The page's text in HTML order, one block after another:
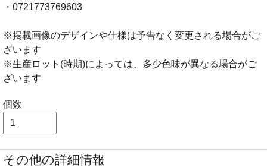
・0721773769603
※掲載画像のデザインや仕様は予告なく変更される場合がご
ざいます
※生産ロット(時期)によっては、多少色味が異なる場合がご
ざいます
個数
その他の詳細情報